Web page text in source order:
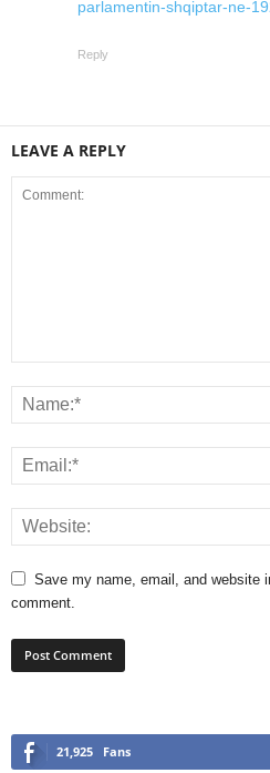
parlamentin-shqiptar-ne-
Reply
LEAVE A REPLY
Save my name, email, and website
comment.
21,925 Fans